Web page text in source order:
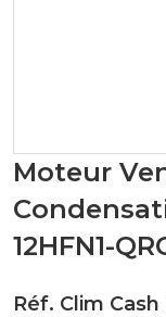
Moteur
12HFN1-
Réf. Clim Cash